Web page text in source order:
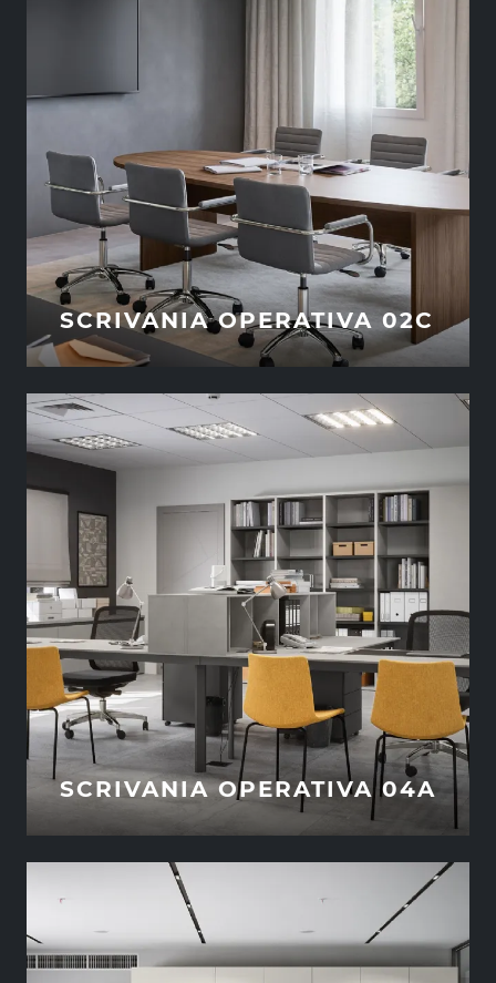
SCRIVANIA OPERATIVA 02C
SCRIVANIA OPERATIVA 04A